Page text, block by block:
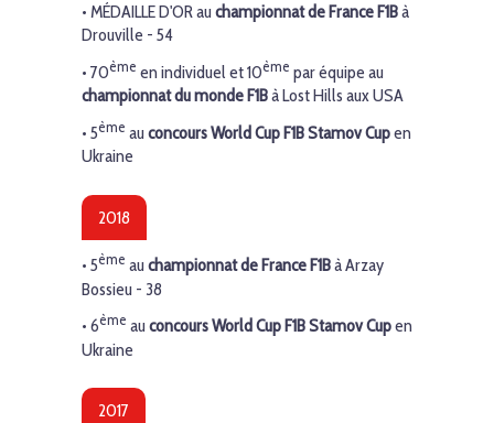
• MÉDAILLE D'ORau championnat de France F1Bà
Drouville - 54
• 70ème en individuel et 10ème par équipe au
championnat du monde F1Bà Lost Hills aux USA
• 5ème au concours World Cup F1B Stamov Cupen
Ukraine
2018
• 5ème au championnat de France F1Bà Arzay
Bossieu - 38
• 6ème au concours World Cup F1B Stamov Cupen
Ukraine
2017